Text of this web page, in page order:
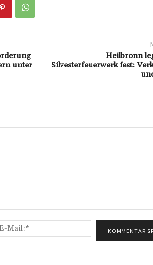
unter
Heilbronn
Silvesterfeuerwerk fest:
Mail:*